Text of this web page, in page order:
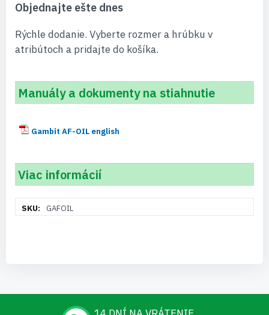
Objednajte ešte dnes
Rýchle dodanie. Vyberte rozmer a hrúbku v
atribútoch a pridajte do košíka.
Manuály a dokumenty na stiahnutie
Gambit AF-OIL english
Viac informácií
informáciíGAFOIL